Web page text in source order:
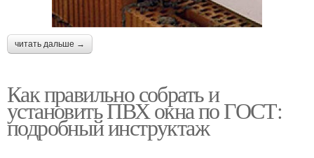
читать дальше →
Как правильно собрать и
установить ПВХ окна по ГОСТ:
подробный инструктаж